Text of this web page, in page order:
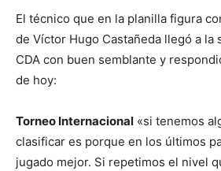
El técnico que en la planilla figura
de Víctor Hugo Castañeda llegó a la
CDA con buen semblante y
de hoy:
Torneo Internacional «si tenemos
clasificar es porque en los últimos
jugado mejor. Si repetimos el nivel